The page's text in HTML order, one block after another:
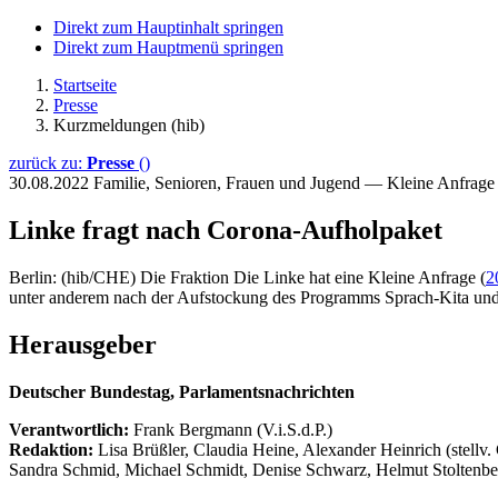
Direkt zum Hauptinhalt springen
Direkt zum Hauptmenü springen
Startseite
Presse
Kurzmeldungen (hib)
zurück zu: Presse ()
30.08.2022 Familie, Senioren, Frauen und Jugend — Kleine
Linke fragt nach Corona-Aufholpaket
Berlin: (hib/CHE) Die Fraktion Die Linke hat eine Kleine Anfrage (
unter anderem nach der Aufstockung des Programms Sprach-Kita
Herausgeber
Deutscher Bundestag, Parlamentsnachrichten
Verantwortlich: Frank Bergmann (V.i.S.d.P.)
Redaktion: Lisa Brüßler, Claudia Heine, Alexander Heinrich
Sandra Schmid, Michael Schmidt, Denise Schwarz, Helmut